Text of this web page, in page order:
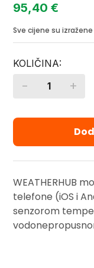
95,40€
Sve cijene su
Quantity
- +
WEATHERHUB
telefone (iOS i
senzorom